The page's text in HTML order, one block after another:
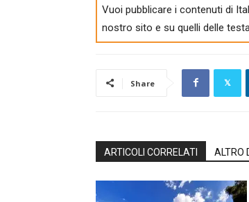
Vuoi pubblicare i contenuti di
nostro sito e su quelli delle
Share
ARTICOLI CORRELATI ALTRO